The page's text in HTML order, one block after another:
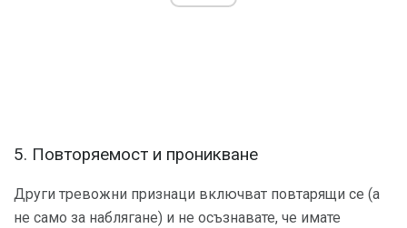
5. Повторяемост и проникване
Други тревожни признаци включват повтарящи се (а
не само за наблягане) и не осъзнавате, че имате